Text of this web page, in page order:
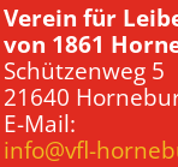
Verein für
von 1861
Schützenweg 5
21640
E-Mail:
info@vfl-